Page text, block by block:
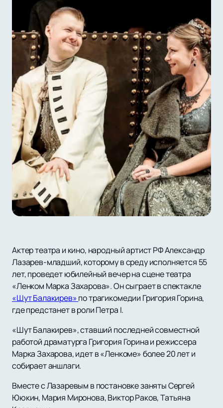
Актер театра и кино, народный артист РФ Александр
Лазарев-младший, которому в среду исполняется 55
лет, проведет юбилейный вечер на сцене театра
«Ленком Марка Захарова». Он сыграет в спектакле
«Шут Балакирев»по трагикомедии Григория Горина,
где предстанет в роли Петра I.
«Шут Балакирев», ставший последней совместной
работой драматурга Григория Горина и режиссера
Марка Захарова, идет в «Ленкоме» более 20 лет и
собирает аншлаги.
Вместе с Лазаревым в постановке заняты Сергей
Ююкин, Мария Миронова, Виктор Раков, Татьяна